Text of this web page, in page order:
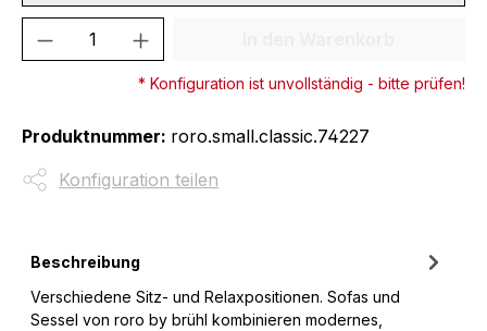
Produkt Anzahl: Gib den
* Konfiguration ist unvollständig - bitte prüfen!
Produktnummer: roro.small.classic.74227
Konfiguration teilen
Beschreibung
Verschiedene Sitz- und Relaxpositionen. Sofas und
Sessel von roro by brühl kombinieren modernes,